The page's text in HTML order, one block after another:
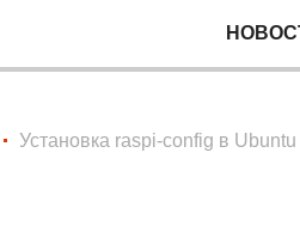
Установка raspi-config в